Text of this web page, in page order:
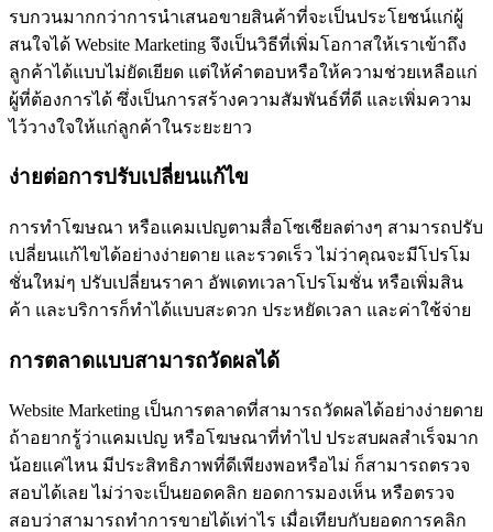
รบกวนมากกว่าการนำเสนอขายสินค้าที่จะเป็นประโยชน์แก่ผู้
สนใจได้ Website Marketing จึงเป็นวิธีที่เพิ่มโอกาสให้เราเข้าถึง
ลูกค้าได้แบบไม่ยัดเยียด แต่ให้คำตอบหรือให้ความช่วยเหลือแก่
ผู้ที่ต้องการได้ ซึ่งเป็นการสร้างความสัมพันธ์ที่ดี และเพิ่มความ
ไว้วางใจให้แก่ลูกค้าในระยะยาว
ง่ายต่อการปรับเปลี่ยนแก้ไข
การทำโฆษณา หรือแคมเปญตามสื่อโซเชียลต่างๆ สามารถปรับ
เปลี่ยนแก้ไขได้อย่างง่ายดาย และรวดเร็ว ไม่ว่าคุณจะมีโปรโม
ชั่นใหม่ๆ ปรับเปลี่ยนราคา อัพเดทเวลาโปรโมชั่น หรือเพิ่มสิน
ค้า และบริการก็ทำได้แบบสะดวก ประหยัดเวลา และค่าใช้จ่าย
การตลาดแบบสามารถวัดผลได้
Website Marketing เป็นการตลาดที่สามารถวัดผลได้อย่างง่ายดาย
ถ้าอยากรู้ว่าแคมเปญ หรือโฆษณาที่ทำไป ประสบผลสำเร็จมาก
น้อยแค่ไหน มีประสิทธิภาพที่ดีเพียงพอหรือไม่ ก็สามารถตรวจ
สอบได้เลย ไม่ว่าจะเป็นยอดคลิก ยอดการมองเห็น หรือตรวจ
สอบว่าสามารถทำการขายได้เท่าไร เมื่อเทียบกับยอดการคลิก